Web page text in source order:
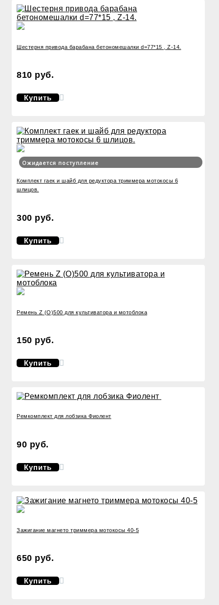
Шестерня привода барабана бетономешалки d=77*15 , Z-14.
810 руб.
Купить
Ожидается поступление
Комплект гаек и шайб для редуктора триммера мотокосы 6
шлицов.
300 руб.
Купить
Ремень Z (O)500 для культиватора и мотоблока
150 руб.
Купить
Ремкомплект для лобзика Фиолент
90 руб.
Купить
Зажигание магнето триммера мотокосы 40-5
650 руб.
Купить